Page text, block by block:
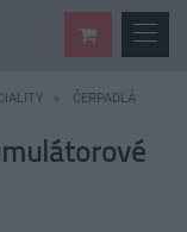
ČERPADLÁ